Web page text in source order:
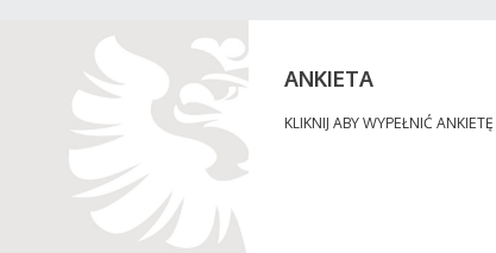
ANKIETA
KLIKNIJ ABY WYPEŁNIĆ ANKIETĘ